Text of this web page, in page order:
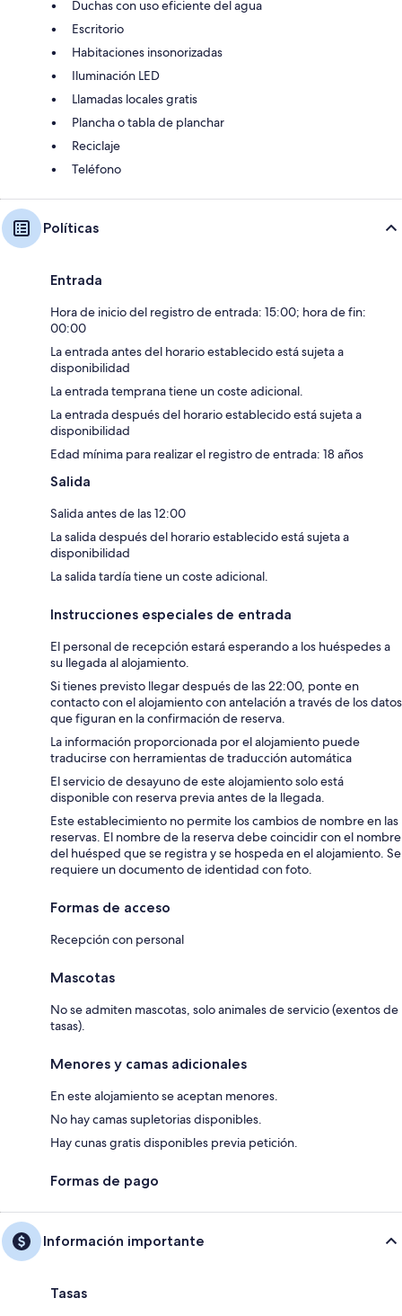
Duchas con uso eficiente del agua
Escritorio
Habitaciones insonorizadas
Iluminación LED
Llamadas locales gratis
Plancha o tabla de planchar
Reciclaje
Teléfono
Políticas
Entrada
Hora de inicio del registro de entrada: 15:00; hora de fin:
00:00
La entrada antes del horario establecido está sujeta a
disponibilidad
La entrada temprana tiene un coste adicional.
La entrada después del horario establecido está sujeta a
disponibilidad
Edad mínima para realizar el registro de entrada: 18 años
Salida
Salida antes de las 12:00
La salida después del horario establecido está sujeta a
disponibilidad
La salida tardía tiene un coste adicional.
Instrucciones especiales de entrada
El personal de recepción estará esperando a los huéspedes a
su llegada al alojamiento.
Si tienes previsto llegar después de las 22:00, ponte en
contacto con el alojamiento con antelación a través de los datos
que figuran en la confirmación de reserva.
La información proporcionada por el alojamiento puede
traducirse con herramientas de traducción automática
El servicio de desayuno de este alojamiento solo está
disponible con reserva previa antes de la llegada.
Este establecimiento no permite los cambios de nombre en las
reservas. El nombre de la reserva debe coincidir con el nombre
del huésped que se registra y se hospeda en el alojamiento. Se
requiere un documento de identidad con foto.
Formas de acceso
Recepción con personal
Mascotas
No se admiten mascotas, solo animales de servicio (exentos de
tasas).
Menores y camas adicionales
En este alojamiento se aceptan menores.
No hay camas supletorias disponibles.
Hay cunas gratis disponibles previa petición.
Formas de pago
Información importante
Tasas